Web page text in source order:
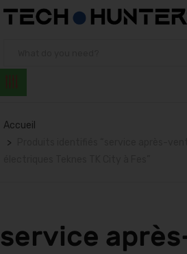
Accueil
service